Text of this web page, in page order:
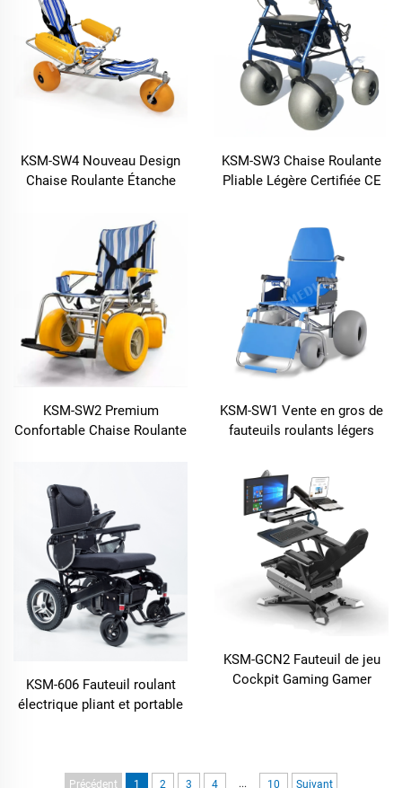
pêche en bord de lac
seniors Voyage Réduction
sur commande en gros
KSM-SW4 Nouveau Design
Chaise Roulante Étanche
Roues à Ballonnettes OEM
ODM Disponibles pour
Solutions de Mobilité Senior
KSM-SW3 Chaise Roulante
Pliable Légère Certifiée CE
Personnes Âgées et Adultes
KSM-SW2 Premium
Confortable Chaise Roulante
Âgées par Fabricant Réputé
à Vendre
KSM-SW1 Vente en gros de
fauteuils roulants légers
directe avec prix abordables
pour personnes âgées
KSM-606 Fauteuil roulant
électrique pliant et portable
les personnes handicapées
KSM-GCN2 Fauteuil de jeu
Cockpit Gaming Gamer
Précédent 1 2 3 4 ... 10 Suivant